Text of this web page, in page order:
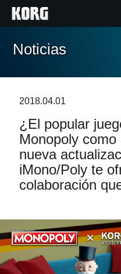
Inicio
Características
Eventos
Soporte
Localizador de
Noticias
Noticias
2018.04.01
¿El popular
Monopoly
nueva
iMono/Poly te
colaboración